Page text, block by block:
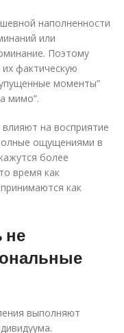
наполненности
или
Поэтому
их фактическую
моменты”
мимо”.
на восприятие
ощущениями в
более
время как
как
не
выполняют